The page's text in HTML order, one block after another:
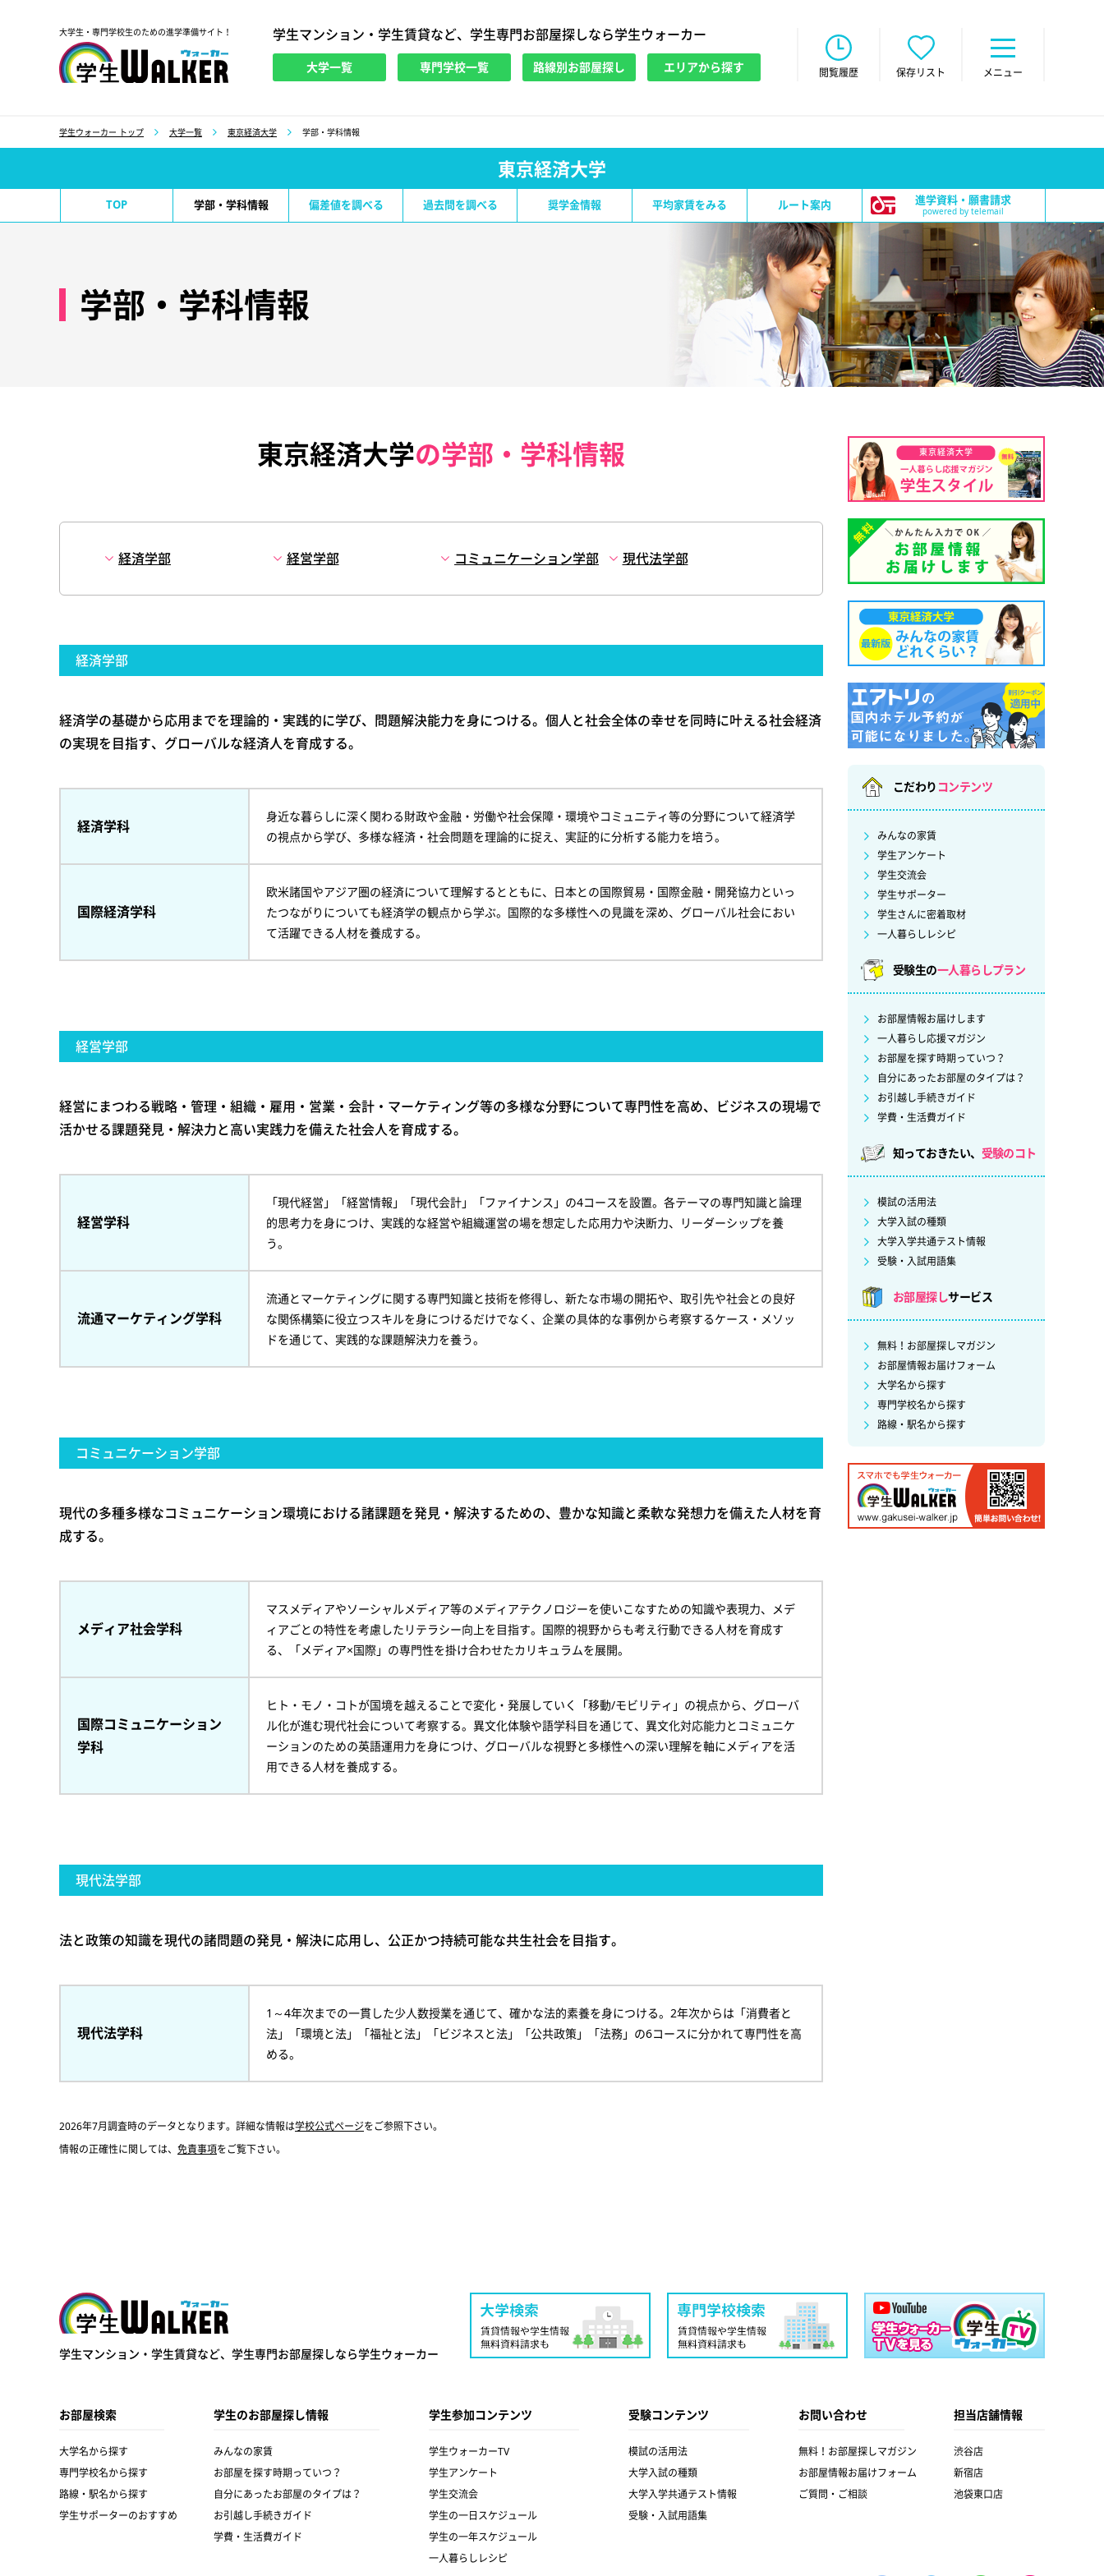
大学生・専門学校生のための進学準備サイト！ 学生マンション・学生賃貸など、学生専門お部屋探しなら学生ウォーカー
大学一覧 専門学校一覧 路線別お部屋探し エリアから探す 閲覧履歴 保存リスト メニュー
学生ウォーカー トップ 大学一覧 東京経済大学 学部・学科情報
東京経済大学
TOP 学部・学科情報 偏差値を調べる 過去問を調べる 奨学金情報 平均家賃をみる ルート案内 進学資料・願書請求
powered by telemail
学部・学科情報
東京経済大学の学部・学科情報
経済学部 経営学部 コミュニケーション学部 現代法学部
経済学部
経済学の基礎から応用までを理論的・実践的に学び、問題解決能力を身につける。個人と社会全体の幸せを同時に叶える社会経済
の実現を目指す、グローバルな経済人を育成する。
経済学科
身近な暮らしに深く関わる財政や金融・労働や社会保障・環境やコミュニティ等の分野について経済学
の視点から学び、多様な経済・社会問題を理論的に捉え、実証的に分析する能力を培う。
国際経済学科
欧米諸国やアジア圏の経済について理解するとともに、日本との国際貿易・国際金融・開発協力といっ
たつながりについても経済学の観点から学ぶ。国際的な多様性への見識を深め、グローバル社会におい
て活躍できる人材を養成する。
経営学部
経営にまつわる戦略・管理・組織・雇用・営業・会計・マーケティング等の多様な分野について専門性を高め、ビジネスの現場で
活かせる課題発見・解決力と高い実践力を備えた社会人を育成する。
経営学科
「現代経営」「経営情報」「現代会計」「ファイナンス」の4コースを設置。各テーマの専門知識と論理
的思考力を身につけ、実践的な経営や組織運営の場を想定した応用力や決断力、リーダーシップを養
う。
流通マーケティング学科
流通とマーケティングに関する専門知識と技術を修得し、新たな市場の開拓や、取引先や社会との良好
な関係構築に役立つスキルを身につけるだけでなく、企業の具体的な事例から考察するケース・メソッ
ドを通じて、実践的な課題解決力を養う。
コミュニケーション学部
現代の多種多様なコミュニケーション環境における諸課題を発見・解決するための、豊かな知識と柔軟な発想力を備えた人材を育
成する。
メディア社会学科
マスメディアやソーシャルメディア等のメディアテクノロジーを使いこなすための知識や表現力、メデ
ィアごとの特性を考慮したリテラシー向上を目指す。国際的視野からも考え行動できる人材を育成す
る、「メディア×国際」の専門性を掛け合わせたカリキュラムを展開。
国際コミュニケーション
学科
ヒト・モノ・コトが国境を越えることで変化・発展していく「移動/モビリティ」の視点から、グローバ
ル化が進む現代社会について考察する。異文化体験や語学科目を通じて、異文化対応能力とコミュニケ
ーションのための英語運用力を身につけ、グローバルな視野と多様性への深い理解を軸にメディアを活
用できる人材を養成する。
現代法学部
法と政策の知識を現代の諸問題の発見・解決に応用し、公正かつ持続可能な共生社会を目指す。
現代法学科
1～4年次までの一貫した少人数授業を通じて、確かな法的素養を身につける。2年次からは「消費者と
法」「環境と法」「福祉と法」「ビジネスと法」「公共政策」「法務」の6コースに分かれて専門性を高
める。
2026年7月調査時のデータとなります。詳細な情報は学校公式ページをご参照下さい。
情報の正確性に関しては、 免責事項をご覧下さい。
東京経済大学
こだわり コンテンツ
みんなの家賃
学生アンケート
学生交流会
学生サポーター
学生さんに密着取材
一人暮らしレシピ
受験生の一人暮らしプラン
お部屋情報お届けします
一人暮らし応援マガジン
お部屋を探す時期っていつ？
自分にあったお部屋のタイプは？
お引越し手続きガイド
学費・生活費ガイド
知っておきたい、 受験のコト
模試の活用法
大学入試の種類
大学入学共通テスト情報
受験・入試用語集
お部屋探しサービス
無料！お部屋探しマガジン
お部屋情報お届けフォーム
大学名から探す
専門学校名から探す
路線・駅名から探す
学生ウォーカー
学生マンション・学生賃貸など、 学生専門お部屋探しなら学生ウォーカー
お部屋検索
大学名から探す
専門学校名から探す
路線・駅名から探す
学生サポーターのおすすめ
学生のお部屋探し情報
みんなの家賃
お部屋を探す時期っていつ？
自分にあったお部屋のタイプは？
お引越し手続きガイド
学費・生活費ガイド
学生参加コンテンツ
学生ウォーカーTV
学生アンケート
学生交流会
学生の一日スケジュール
学生の一年スケジュール
一人暮らしレシピ
受験コンテンツ
模試の活用法
大学入試の種類
大学入学共通テスト情報
受験・入試用語集
お問い合わせ
無料！お部屋探しマガジン
お部屋情報お届けフォーム
ご質問・ご相談
担当店舗情報
渋谷店
新宿店
池袋東口店